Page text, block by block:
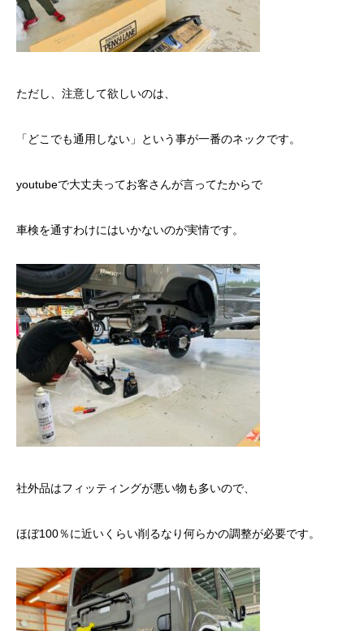
ただし、注意して欲しいのは、
「どこでも通用しない」という事が一番のネックです。
youtubeで大丈夫ってお客さんが言ってたからで
車検を通すわけにはいかないのが実情です。
社外品はフィッティングが悪い物も多いので、
ほぼ100％に近いくらい削るなり何らかの調整が必要です。